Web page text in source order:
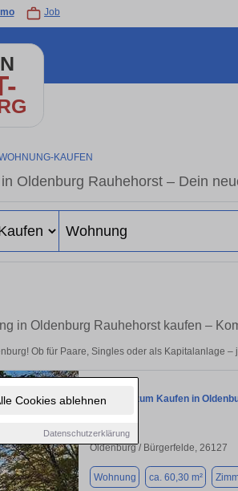
Cookies ablehnen
Datenschutzerklärung
Job
KAUFEN
Oldenburg Rauhehorst – Dein
in Oldenburg Rauhehorst kaufen –
Ob für Paare, Singles oder als Kapitalanlage –
Wohnung zum Kaufen in
Oldenburg / Bürgerfelde, 26127
Wohnung ca. 60,30 m²